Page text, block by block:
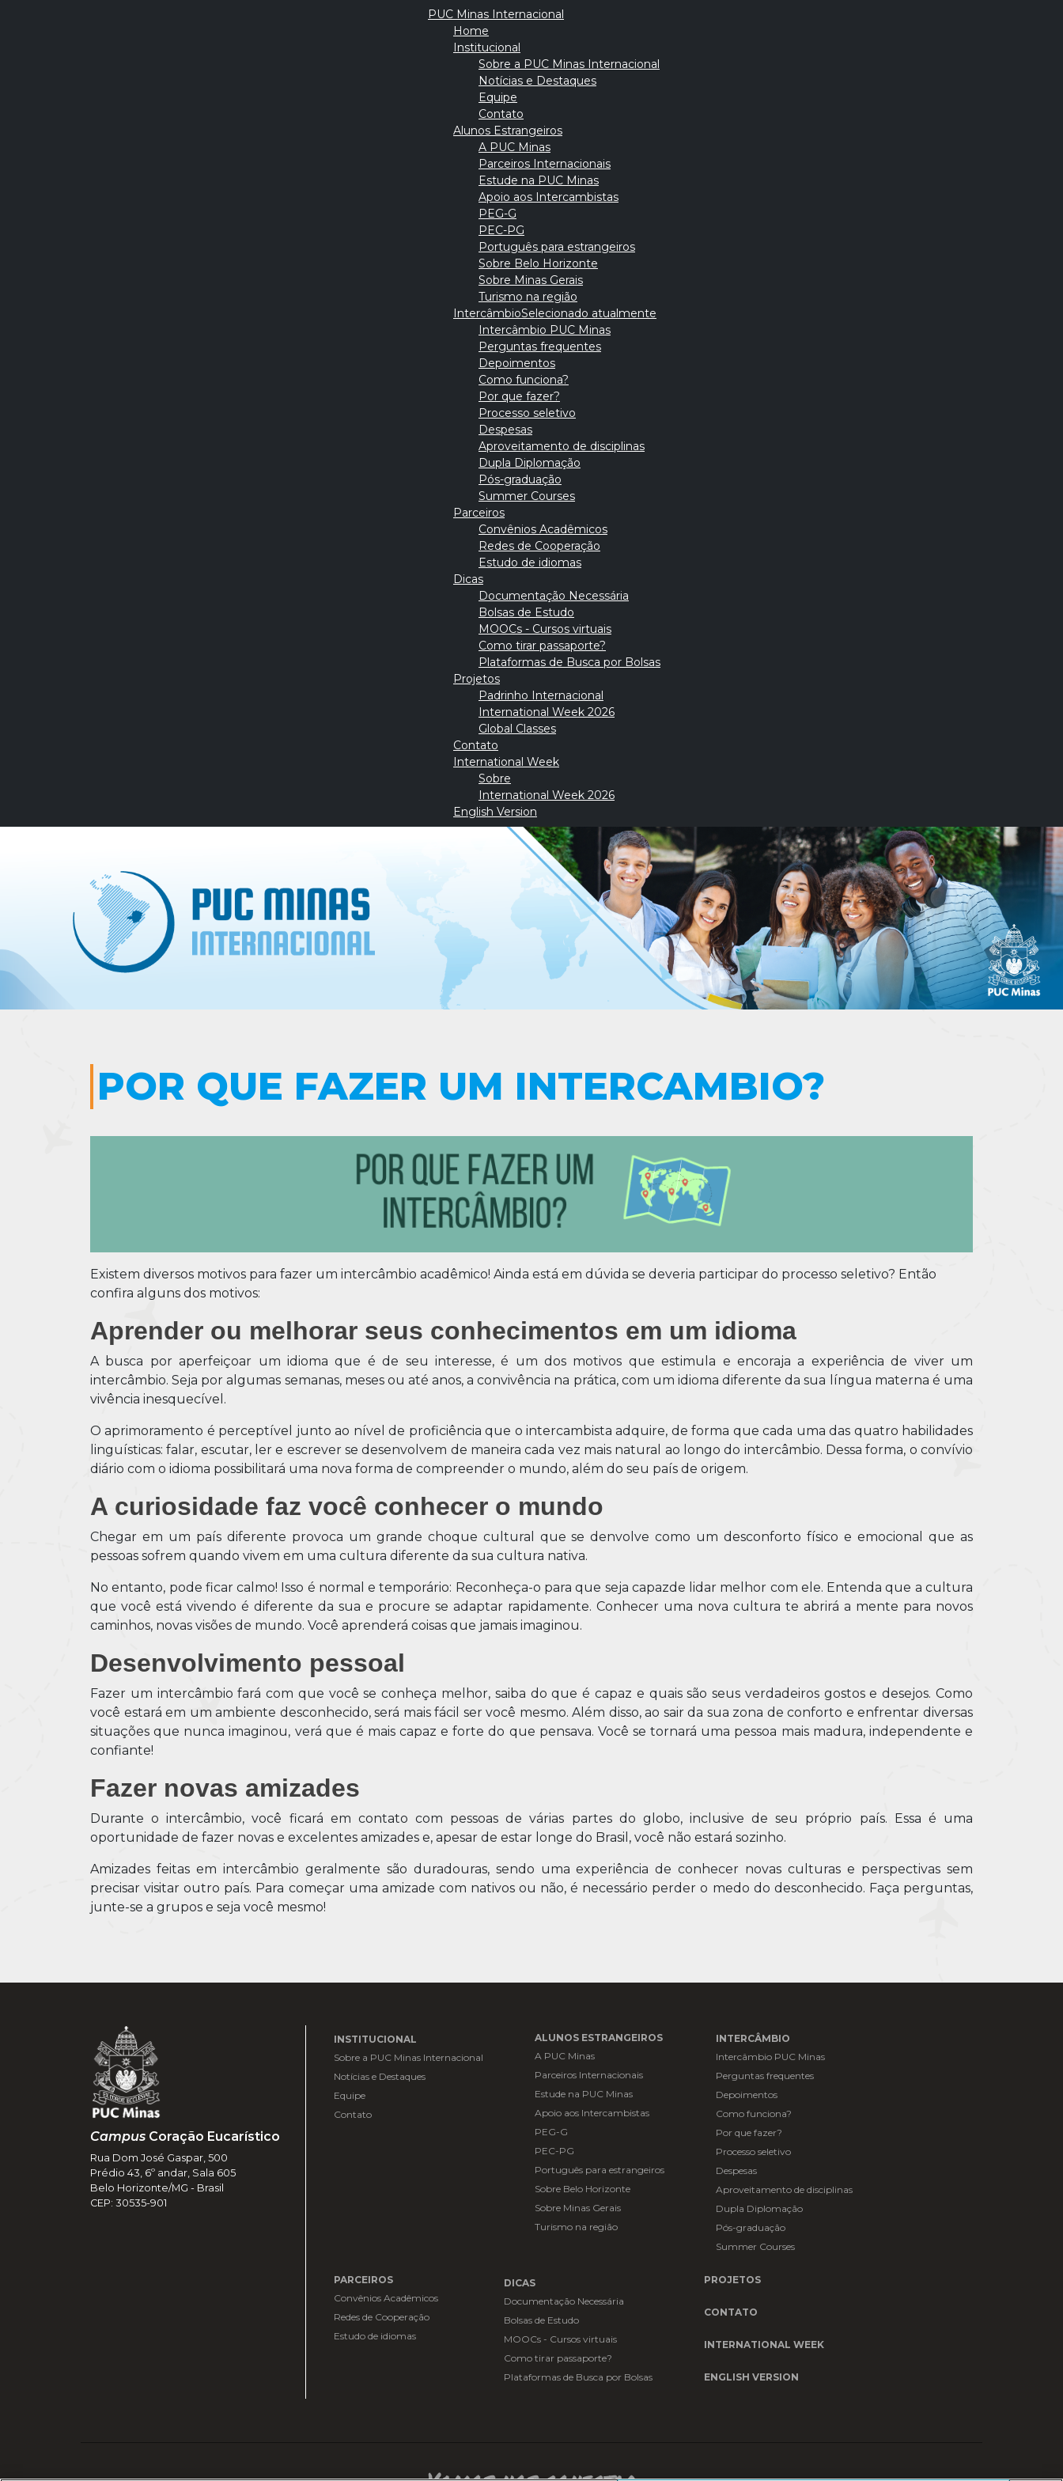
PUC Minas Internacional
Home
Institucional
Sobre a PUC Minas Internacional
Notícias e Destaques
Equipe
Contato
Alunos Estrangeiros
A PUC Minas
Parceiros Internacionais
Estude na PUC Minas
Apoio aos Intercambistas
PEG-G
PEC-PG
Português para estrangeiros
Sobre Belo Horizonte
Sobre Minas Gerais
Turismo na região
IntercâmbioSelecionado atualmente
Intercâmbio PUC Minas
Perguntas frequentes
Depoimentos
Como funciona?
Por que fazer?
Processo seletivo
Despesas
Aproveitamento de disciplinas
Dupla Diplomação
Pós-graduação
Summer Courses
Parceiros
Convênios Acadêmicos
Redes de Cooperação
Estudo de idiomas
Dicas
Documentação Necessária
Bolsas de Estudo
MOOCs - Cursos virtuais
Como tirar passaporte?
Plataformas de Busca por Bolsas
Projetos
Padrinho Internacional
International Week 2026
Global Classes
Contato
International Week
Sobre
International Week 2026
English Version
​POR QUE FAZER UM INTERCAMBIO?
Existem diversos motivos para fazer um intercâmbio acadêmico! Ainda está em dúvida se deveria participar do processo seletivo? Então
confira alguns dos motivos:
Aprender ou melhorar seus conhecimentos em um idioma
A busca por aperfeiçoar um idioma que é de seu interesse, é um dos motivos que estimula e encoraja a experiência de viver um
intercâmbio. Seja por algumas semanas, meses ou até anos, a convivência na prática, com um idioma diferente da sua língua materna é uma
vivência inesquecível.
O aprimoramento é perceptível junto ao nível de proficiência que o intercambista adquire, de forma que cada uma das quatro habilidades
linguísticas: falar, escutar, ler e escrever se desenvolvem de maneira cada vez mais natural ao longo do intercâmbio. Dessa forma, o convívio
diário com o idioma possibilitará uma nova forma de compreender o mundo, além do seu país de origem.
A curiosidade faz você conhecer o mundo
Chegar em um país diferente provoca um grande choque cultural que se denvolve como um desconforto físico e emocional que as
pessoas sofrem quando vivem em uma cultura diferente da sua cultura nativa.
No entanto, pode ficar calmo! Isso é normal e temporário: Reconheça-o para que seja capazde lidar melhor com ele. Entenda que a cultura
que você está vivendo é diferente da sua e procure se adaptar rapidamente. Conhecer uma nova cultura te abrirá a mente para novos
caminhos, novas visões de mundo. Você aprenderá coisas que jamais imaginou.
Desenvolvimento pessoal
Fazer um intercâmbio fará com que você se conheça melhor, saiba do que é capaz e quais são seus verdadeiros gostos e desejos. Como
você estará em um ambiente desconhecido, será mais fácil ser você mesmo. Além disso, ao sair da sua zona de conforto e enfrentar diversas
situações que nunca imaginou, verá que é mais capaz e forte do que pensava. Você se tornará uma pessoa mais madura, independente e
confiante!
Fazer novas amizades
Durante o intercâmbio, você ficará em contato com pessoas de várias partes do globo, inclusive de seu próprio país. Essa é uma
oportunidade de fazer novas e excelentes amizades e, apesar de estar longe do Brasil, você não estará sozinho.
Amizades feitas em intercâmbio geralmente são duradouras, sendo uma experiência de conhecer novas culturas e perspectivas sem
precisar visitar outro país. Para começar uma amizade com nativos ou não, é necessário perder o medo do desconhecido. Faça perguntas,
junte-se a grupos e seja você mesmo!
Campus Coração Eucarístico
Rua Dom José Gaspar, 500
Prédio 43, 6º andar, Sala 605
Belo Horizonte/MG - Brasil
CEP: 30535-901
INSTITUCIONAL
Sobre a PUC Minas Internacional
Notícias e Destaques
Equipe
Contato
ALUNOS ESTRANGEIROS
A PUC Minas
Parceiros Internacionais
Estude na PUC Minas
Apoio aos Intercambistas
PEG-G
PEC-PG
Português para estrangeiros
Sobre Belo Horizonte
Sobre Minas Gerais
Turismo na região
INTERCÂMBIO
Intercâmbio PUC Minas
Perguntas frequentes
Depoimentos
Como funciona?
Por que fazer?
Processo seletivo
Despesas
Aproveitamento de disciplinas
Dupla Diplomação
Pós-graduação
Summer Courses
PARCEIROS
Convênios Acadêmicos
Redes de Cooperação
Estudo de idiomas
DICAS
Documentação Necessária
Bolsas de Estudo
MOOCs - Cursos virtuais
Como tirar passaporte?
Plataformas de Busca por Bolsas
PROJETOS
CONTATO
INTERNATIONAL WEEK
ENGLISH VERSION